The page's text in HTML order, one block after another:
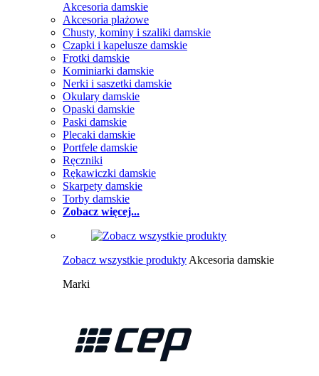
Akcesoria damskie
Akcesoria plażowe
Chusty, kominy i szaliki damskie
Czapki i kapelusze damskie
Frotki damskie
Kominiarki damskie
Nerki i saszetki damskie
Okulary damskie
Opaski damskie
Paski damskie
Plecaki damskie
Portfele damskie
Ręczniki
Rękawiczki damskie
Skarpety damskie
Torby damskie
Zobacz więcej...
Zobacz wszystkie produkty Akcesoria damskie
Marki